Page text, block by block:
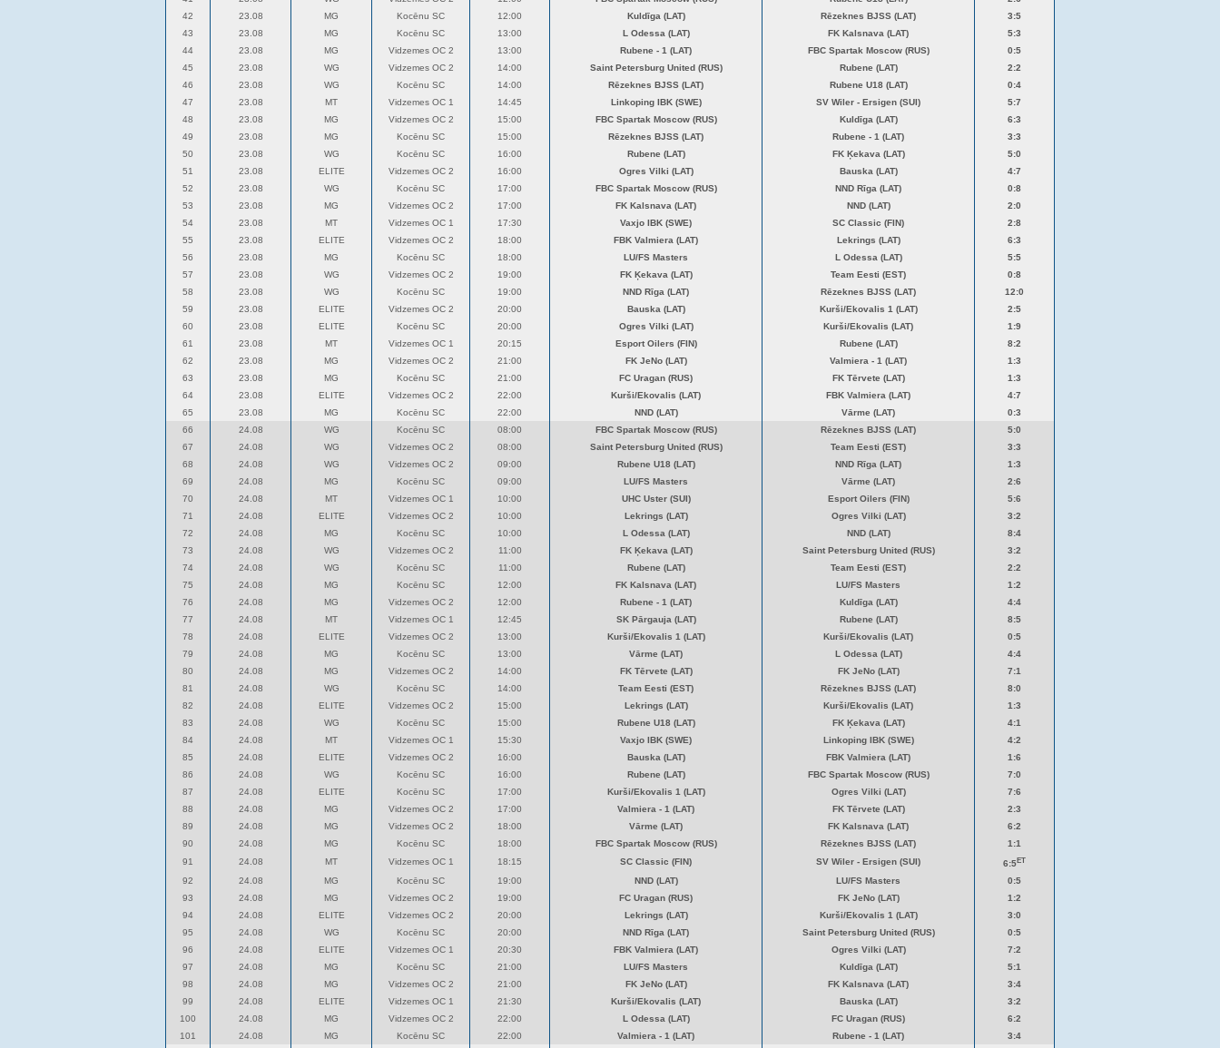
42
23.08 MG Kocēnu SC 12:00 Kuldīga (LAT) Rēzeknes BJSS (LAT)
3:5
43
23.08 MG Kocēnu SC 13:00 L Odessa (LAT) FK Kalsnava (LAT)
5:3
44
23.08 MG Vidzemes OC 2 13:00 Rubene - 1 (LAT) FBC Spartak Moscow (RUS)
0:5
45
23.08 WG Vidzemes OC 2 14:00 Saint Petersburg United (RUS) Rubene (LAT)
2:2
46
23.08 WG Kocēnu SC 14:00 Rēzeknes BJSS (LAT) Rubene U18 (LAT)
0:4
47
23.08 MT Vidzemes OC 1 14:45 Linkoping IBK (SWE) SV Wiler - Ersigen (SUI)
5:7
48
23.08 MG Vidzemes OC 2 15:00 FBC Spartak Moscow (RUS) Kuldīga (LAT)
6:3
49
23.08 MG Kocēnu SC 15:00 Rēzeknes BJSS (LAT) Rubene - 1 (LAT)
3:3
50
23.08 WG Kocēnu SC 16:00 Rubene (LAT) FK Ķekava (LAT)
5:0
51
23.08 ELITE Vidzemes OC 2 16:00 Ogres Vilki (LAT) Bauska (LAT)
4:7
52
23.08 WG Kocēnu SC 17:00 FBC Spartak Moscow (RUS) NND Rīga (LAT)
0:8
53
23.08 MG Vidzemes OC 2 17:00 FK Kalsnava (LAT) NND (LAT)
2:0
54
23.08 MT Vidzemes OC 1 17:30 Vaxjo IBK (SWE) SC Classic (FIN)
2:8
55
23.08 ELITE Vidzemes OC 2 18:00 FBK Valmiera (LAT) Lekrings (LAT)
6:3
56
23.08 MG Kocēnu SC 18:00 LU/FS Masters L Odessa (LAT)
5:5
57
23.08 WG Vidzemes OC 2 19:00 FK Ķekava (LAT) Team Eesti (EST)
0:8
58
23.08 WG Kocēnu SC 19:00 NND Rīga (LAT) Rēzeknes BJSS (LAT)
12:0
59
23.08 ELITE Vidzemes OC 2 20:00 Bauska (LAT) Kurši/Ekovalis 1 (LAT)
2:5
60
23.08 ELITE Kocēnu SC 20:00 Ogres Vilki (LAT) Kurši/Ekovalis (LAT)
1:9
61
23.08 MT Vidzemes OC 1 20:15 Esport Oilers (FIN) Rubene (LAT)
8:2
62
23.08 MG Vidzemes OC 2 21:00 FK JeNo (LAT) Valmiera - 1 (LAT)
1:3
63
23.08 MG Kocēnu SC 21:00 FC Uragan (RUS) FK Tērvete (LAT)
1:3
64
23.08 ELITE Vidzemes OC 2 22:00 Kurši/Ekovalis (LAT) FBK Valmiera (LAT)
4:7
65
23.08 MG Kocēnu SC 22:00 NND (LAT) Vārme (LAT)
0:3
66
24.08 WG Kocēnu SC 08:00 FBC Spartak Moscow (RUS) Rēzeknes BJSS (LAT)
5:0
67
24.08 WG Vidzemes OC 2 08:00 Saint Petersburg United (RUS) Team Eesti (EST)
3:3
68
24.08 WG Vidzemes OC 2 09:00 Rubene U18 (LAT) NND Rīga (LAT)
1:3
69
24.08 MG Kocēnu SC 09:00 LU/FS Masters Vārme (LAT)
2:6
70
24.08 MT Vidzemes OC 1 10:00 UHC Uster (SUI) Esport Oilers (FIN)
5:6
71
24.08 ELITE Vidzemes OC 2 10:00 Lekrings (LAT) Ogres Vilki (LAT)
3:2
72
24.08 MG Kocēnu SC 10:00 L Odessa (LAT) NND (LAT)
8:4
73
24.08 WG Vidzemes OC 2 11:00 FK Ķekava (LAT) Saint Petersburg United (RUS)
3:2
74
24.08 WG Kocēnu SC 11:00 Rubene (LAT) Team Eesti (EST)
2:2
75
24.08 MG Kocēnu SC 12:00 FK Kalsnava (LAT) LU/FS Masters
1:2
76
24.08 MG Vidzemes OC 2 12:00 Rubene - 1 (LAT) Kuldīga (LAT)
4:4
77
24.08 MT Vidzemes OC 1 12:45 SK Pārgauja (LAT) Rubene (LAT)
8:5
78
24.08 ELITE Vidzemes OC 2 13:00 Kurši/Ekovalis 1 (LAT) Kurši/Ekovalis (LAT)
0:5
79
24.08 MG Kocēnu SC 13:00 Vārme (LAT) L Odessa (LAT)
4:4
80
24.08 MG Vidzemes OC 2 14:00 FK Tērvete (LAT) FK JeNo (LAT)
7:1
81
24.08 WG Kocēnu SC 14:00 Team Eesti (EST) Rēzeknes BJSS (LAT)
8:0
82
24.08 ELITE Vidzemes OC 2 15:00 Lekrings (LAT) Kurši/Ekovalis (LAT)
1:3
83
24.08 WG Kocēnu SC 15:00 Rubene U18 (LAT) FK Ķekava (LAT)
4:1
84
24.08 MT Vidzemes OC 1 15:30 Vaxjo IBK (SWE) Linkoping IBK (SWE)
4:2
85
24.08 ELITE Vidzemes OC 2 16:00 Bauska (LAT) FBK Valmiera (LAT)
1:6
86
24.08 WG Kocēnu SC 16:00 Rubene (LAT) FBC Spartak Moscow (RUS)
7:0
87
24.08 ELITE Kocēnu SC 17:00 Kurši/Ekovalis 1 (LAT) Ogres Vilki (LAT)
7:6
88
24.08 MG Vidzemes OC 2 17:00 Valmiera - 1 (LAT) FK Tērvete (LAT)
2:3
89
24.08 MG Vidzemes OC 2 18:00 Vārme (LAT) FK Kalsnava (LAT)
6:2
90
24.08 MG Kocēnu SC 18:00 FBC Spartak Moscow (RUS) Rēzeknes BJSS (LAT)
1:1
91
24.08 MT Vidzemes OC 1 18:15 SC Classic (FIN) SV Wiler - Ersigen (SUI) 6:5ET
92 24.08 MG Kocēnu SC 19:00 NND (LAT) LU/FS Masters
0:5
93
24.08 MG Vidzemes OC 2 19:00 FC Uragan (RUS) FK JeNo (LAT)
1:2
94
24.08 ELITE Vidzemes OC 2 20:00 Lekrings (LAT) Kurši/Ekovalis 1 (LAT)
3:0
95
24.08 WG Kocēnu SC 20:00 NND Rīga (LAT) Saint Petersburg United (RUS)
0:5
96
24.08 ELITE Vidzemes OC 1 20:30 FBK Valmiera (LAT) Ogres Vilki (LAT)
7:2
97
24.08 MG Kocēnu SC 21:00 LU/FS Masters Kuldīga (LAT)
5:1
98
24.08 MG Vidzemes OC 2 21:00 FK JeNo (LAT) FK Kalsnava (LAT)
3:4
99
24.08 ELITE Vidzemes OC 1 21:30 Kurši/Ekovalis (LAT) Bauska (LAT)
3:2
100
24.08 MG Vidzemes OC 2 22:00 L Odessa (LAT) FC Uragan (RUS)
6:2
101
24.08 MG Kocēnu SC 22:00 Valmiera - 1 (LAT) Rubene - 1 (LAT) 3:4